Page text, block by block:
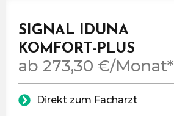
SIGNAL IDUNA
KOMFORT-PLUS
ab 273,30 €/Monat*
Direkt zum Facharzt